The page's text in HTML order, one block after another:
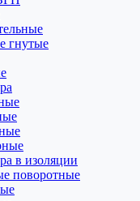
гнутые
в изоляции
поворотные